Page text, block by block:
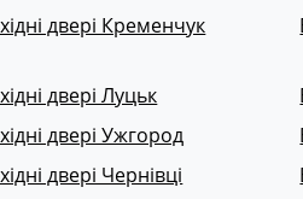
двері Кременчук
двері Луцьк
двері Ужгород
двері Чернівці